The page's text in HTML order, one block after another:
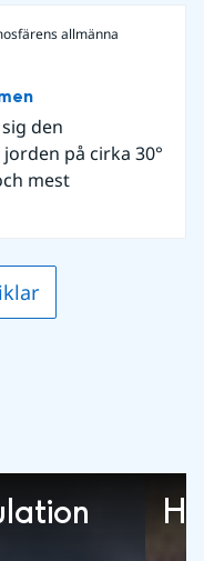
allmänna
den
på cirka 30°
mest